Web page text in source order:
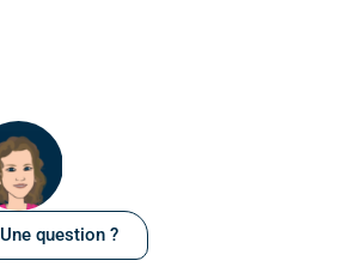
Une question ?